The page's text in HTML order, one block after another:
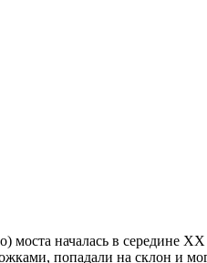
моста началась в середине
попадали на склон и